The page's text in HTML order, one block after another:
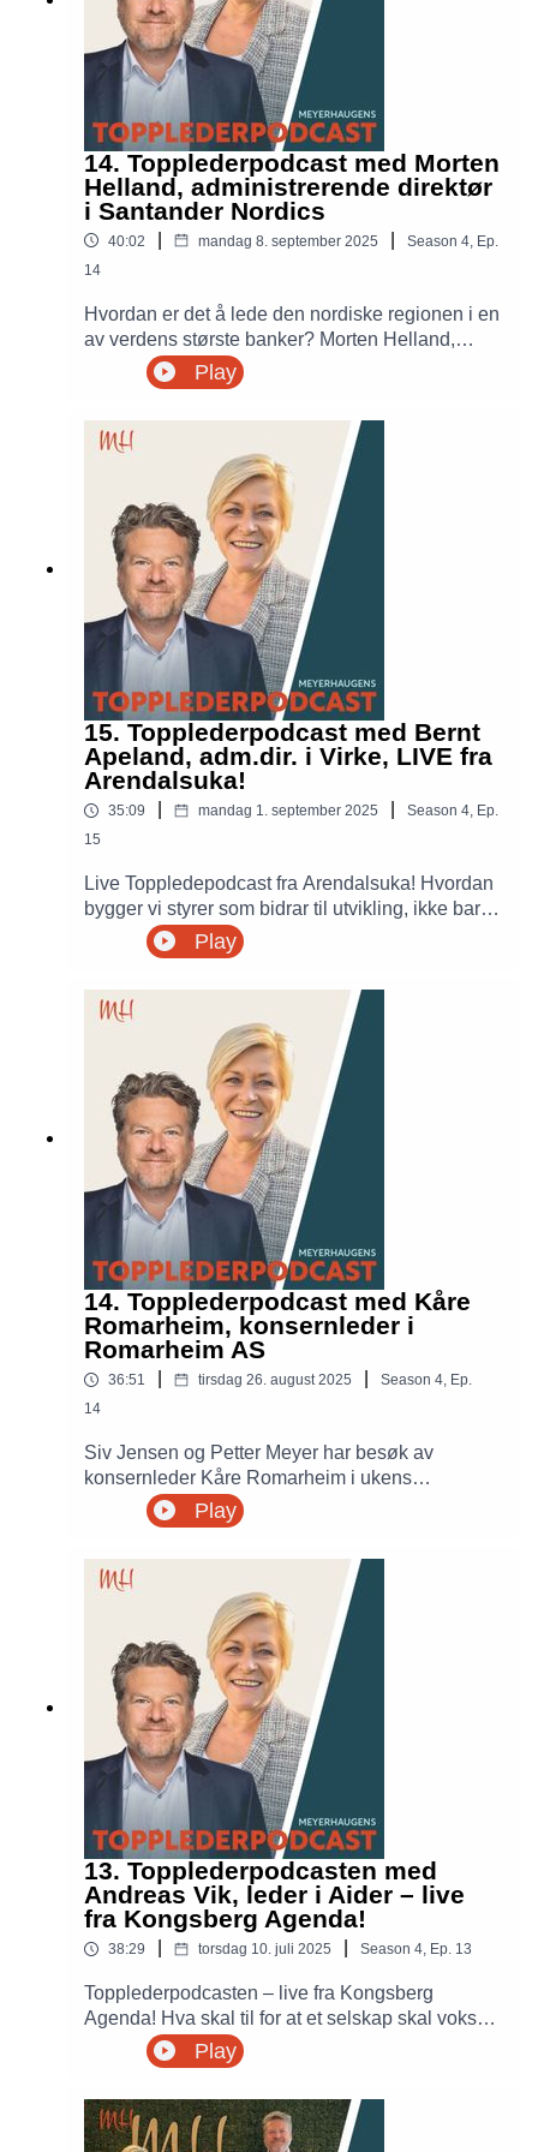
besluttsomhet, og samarbeid vektlegges.
14. Topplederpodcast med Morten
Helland, administrerende direktør
i Santander Nordics
40:02 mandag 8. september 2025 Season 4, Ep.
14
Hvordan er det å lede den nordiske regionen i en
av verdens største banker? Morten Helland,
administrerende direktør i Santander, forteller om
det norske bankmarkedet. Hvordan har
nettverk internt i organisasjonen? Lær mer om
ledelse i store internasjonale organisasjoner i
ukens Topplederpodcast med Siv Jensen og
Petter Meyer.
Play
15. Topplederpodcast med Bernt
Apeland, adm.dir. i Virke, LIVE fra
Arendalsuka!
35:09 mandag 1. september 2025 Season 4, Ep.
15
Live Toppledepodcast fra Arendalsuka! Hvordan
bygger vi styrer som bidrar til utvikling, ikke bare
forvaltning? er styret et passivt kontrollorgan eller
et kraftsenter? Gjest Bernt G. Apeland deler
frivillige og kommersielle organisasjoner.
Hvordan kan vi få styrer som evner å se helheten
og bidra aktivt til virksomhetens utvikling? Siv
Jensen og Petter Meyer deler innsikt og
refleksjoner fra norske toppledere i
Topplederpodcasten.
Play
14. Topplederpodcast med Kåre
Romarheim, konsernleder i
Romarheim AS
36:51 tirsdag 26. august 2025 Season 4, Ep.
14
Siv Jensen og Petter Meyer har besøk av
konsernleder Kåre Romarheim i ukens
Topplederpodcast. Under ledelse av
konsernleder Kåre Romarheim har selskapet
omsetningsvekst på 75 % og doblet antall
ansatte. Som en tydelig visjonær leder har Kåre
Romarheim styrket konsernet gjennom
strategiske oppkjøp og omorganisering. Hvordan
ser Kåre på ledelse? hvordan bygge
selskapskultur samtidig som man
omorganiserer?
Play
13. Topplederpodcasten med
Andreas Vik, leder i Aider – live
fra Kongsberg Agenda!
38:29 torsdag 10. juli 2025 Season 4, Ep. 13
Topplederpodcasten – live fra Kongsberg
Agenda! Hva skal til for at et selskap skal vokse
eksplosivt? Leder i Aider Andreas Vik forteller
om Aiders reise fra kjeller-startup til et team på
år.
Play